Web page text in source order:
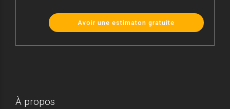
Avoir une estimaton gratuite
À propos